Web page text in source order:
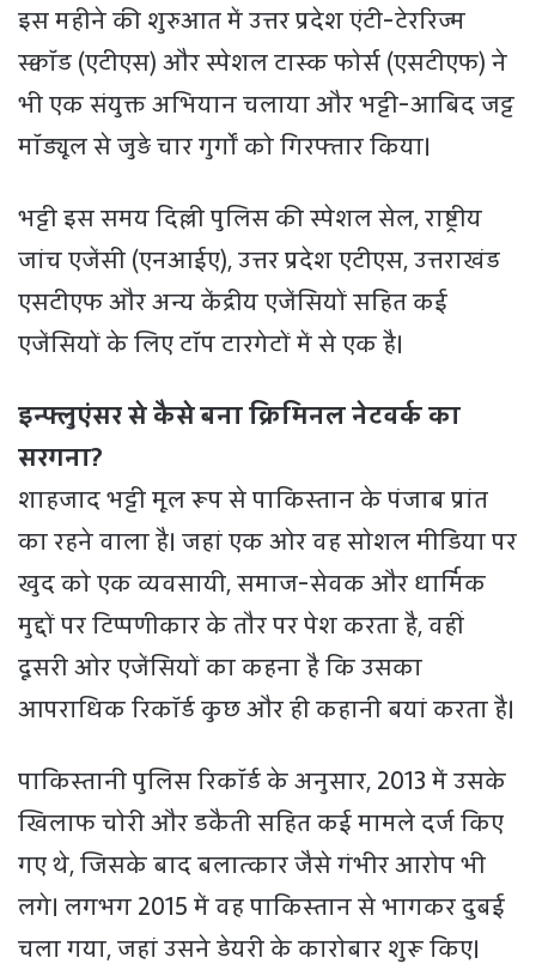
इस महीने की शुरुआत में उत्तर प्रदेश एंटी-टेररिज्म
स्क्वॉड (एटीएस) और स्पेशल टास्क फोर्स (एसटीएफ) ने
भी एक संयुक्त अभियान चलाया और भट्टी-आबिद जट्ट
मॉड्यूल से जुड़े चार गुर्गों को गिरफ्तार किया।
भट्टी इस समय दिल्ली पुलिस की स्पेशल सेल, राष्ट्रीय
जांच एजेंसी (एनआईए), उत्तर प्रदेश एटीएस, उत्तराखंड
एसटीएफ और अन्य केंद्रीय एजेंसियों सहित कई
एजेंसियों के लिए टॉप टारगेटों में से एक है।
इन्फ्लुएंसर से कैसे बना क्रिमिनल नेटवर्क का
सरगना?
शाहजाद भट्टी मूल रूप से पाकिस्तान के पंजाब प्रांत
का रहने वाला है। जहां एक ओर वह सोशल मीडिया पर
खुद को एक व्यवसायी, समाज-सेवक और धार्मिक
मुद्दों पर टिप्पणीकार के तौर पर पेश करता है, वहीं
दूसरी ओर एजेंसियों का कहना है कि उसका
आपराधिक रिकॉर्ड कुछ और ही कहानी बयां करता है।
पाकिस्तानी पुलिस रिकॉर्ड के अनुसार, 2013 में उसके
खिलाफ चोरी और डकैती सहित कई मामले दर्ज किए
गए थे, जिसके बाद बलात्कार जैसे गंभीर आरोप भी
लगे। लगभग 2015 में वह पाकिस्तान से भागकर दुबई
चला गया, जहां उसने डेयरी के कारोबार शुरू किए।